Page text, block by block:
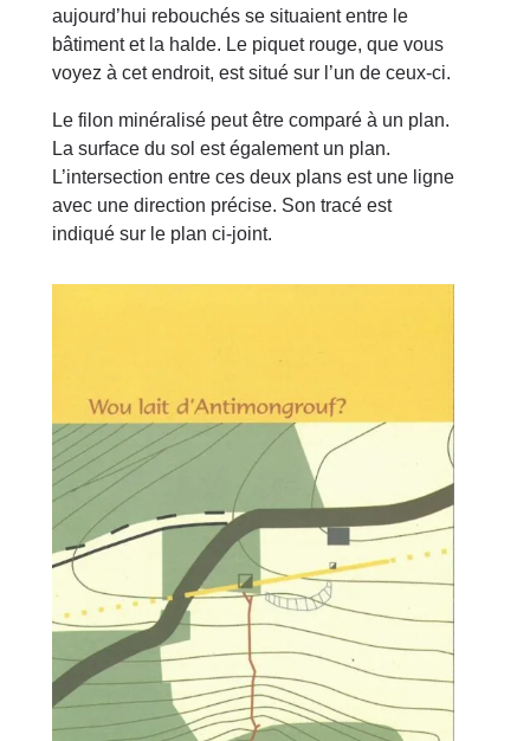
aujourd’hui rebouchés se situaient entre le
bâtiment et la halde. Le piquet rouge, que vous
voyez à cet endroit, est situé sur l’un de ceux-ci.
Le filon minéralisé peut être comparé à un plan.
La surface du sol est également un plan.
L’intersection entre ces deux plans est une ligne
avec une direction précise. Son tracé est
indiqué sur le plan ci-joint.